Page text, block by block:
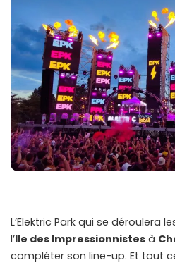
L’Elektric Park qui se déroulera
l’Ile des Impressionnistes à
compléter son line-up. Et tout